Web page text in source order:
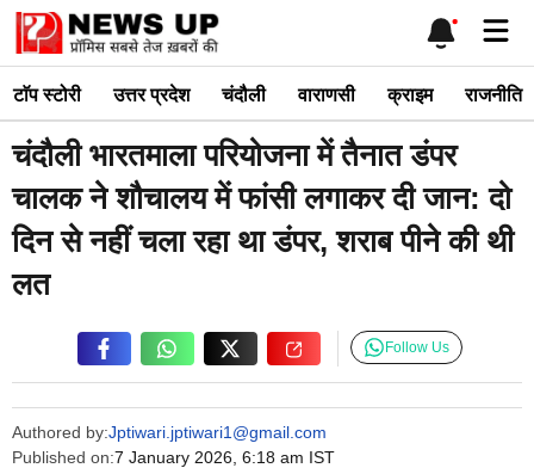
Skip
content
टाॅप स्टोरी उत्तर प्रदेश चंदौली वाराणसी क्राइम राजनीति
चंदौली भारतमाला परियोजना में तैनात डंपर
चालक ने शौचालय में फांसी लगाकर दी जान: दो
दिन से नहीं चला रहा था डंपर, शराब पीने की थी
लत
Authored by:Jptiwari.jptiwari1@gmail.com
Published on:7 January 2026, 6:18 am IST
Follow Us